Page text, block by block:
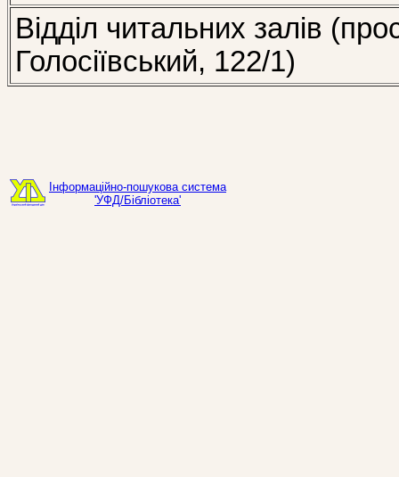
Відділ читальних залів
Голосіївський, 122/1)
Інформаційно-пошукова система
'УФД/Бібліотека'